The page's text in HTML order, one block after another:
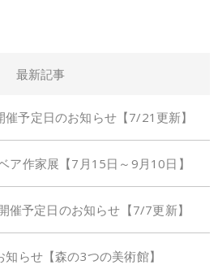
最新記事
予定日のお知らせ【7/21更新】
ア作家展【7月15日～9月10日】
催予定日のお知らせ【7/7更新】
らせ【森の3つの美術館】